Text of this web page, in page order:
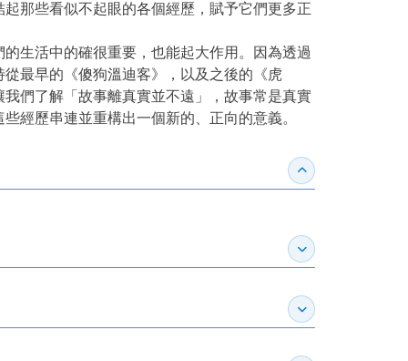
那些看似不起眼的各個經歷，賦予它們更多正
生活中的確很重要，也能起大作用。因為透過
最早的《傻狗溫迪客》，以及之後的《虎
們了解「故事離真實並不遠」，故事常是真實
經歷串連並重構出一個新的、正向的意義。
收合得獎紀錄
展開作家介紹
展開推薦專區